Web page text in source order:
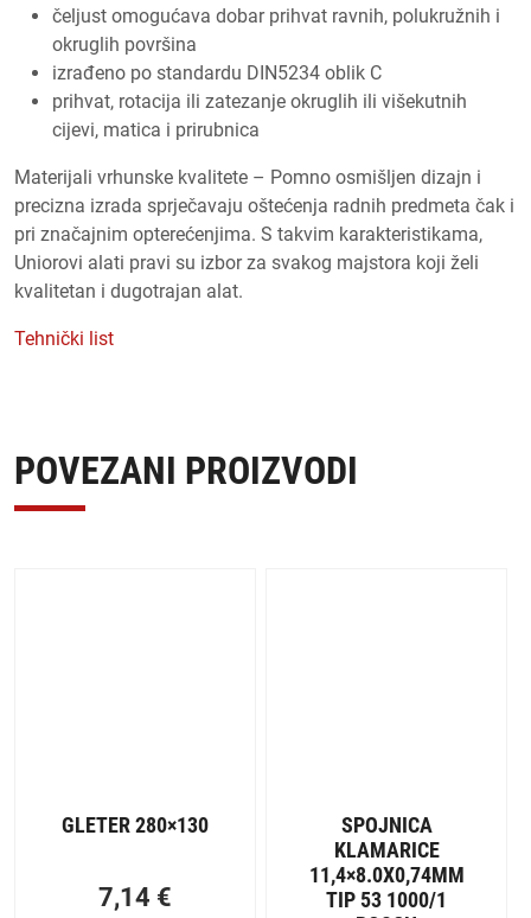
čeljust omogućava dobar prihvat ravnih, polukružnih i
okruglih površina
izrađeno po standardu DIN5234 oblik C
prihvat, rotacija ili zatezanje okruglih ili višekutnih
cijevi, matica i prirubnica
Materijali vrhunske kvalitete – Pomno osmišljen dizajn i
precizna izrada sprječavaju oštećenja radnih predmeta čak i
pri značajnim opterećenjima. S takvim karakteristikama,
Uniorovi alati pravi su izbor za svakog majstora koji želi
kvalitetan i dugotrajan alat.
Tehnički list
POVEZANI PROIZVODI
GLETER 280×130
7,14 €
SPOJNICA
KLAMARICE
11,4×8.0X0,74MM
TIP 53 1000/1